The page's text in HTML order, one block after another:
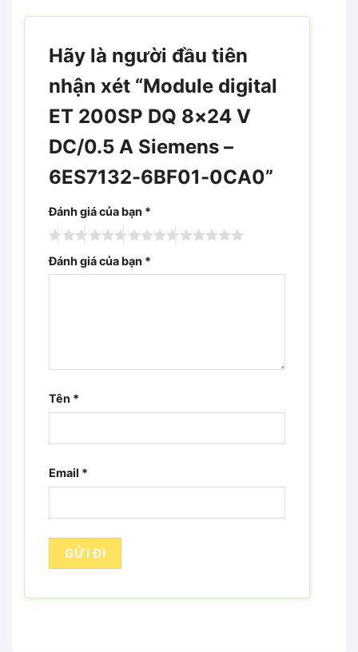
Hãy là người đầu tiên
nhận xét “Module digital
ET 200SP DQ 8×24 V
DC/0.5 A Siemens –
6ES7132-6BF01-0CA0”
Đánh giá của bạn *
Đánh giá của bạn *
Tên *
Email *